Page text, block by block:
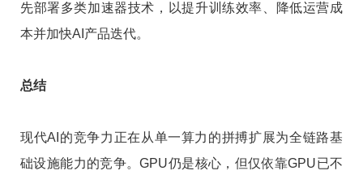
先部署多类加速器技术，以提升训练效率、降低运营成
本并加快AI产品迭代。
总结
现代AI的竞争力正在从单一算力的拼搏扩展为全链路基
础设施能力的竞争。GPU仍是核心，但仅依靠GPU已不